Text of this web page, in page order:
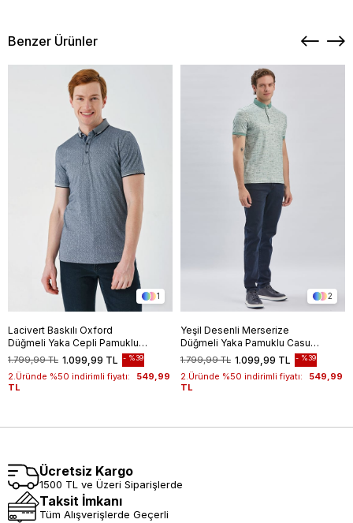
Benzer Ürünler
1
Lacivert Baskılı Oxford
Düğmeli Yaka Cepli Pamuklu
Casual Slim Fit Dar Kesim
Tişört 1011240177
1.099,99 TL
1.799,99 TL %39
2.Üründe %50 indirimli fiyatı:
549,99
TL
2
Yeşil Desenli Merserize
Düğmeli Yaka Pamuklu Casual
Slim Fit Dar Kesim Tişört
1011240160
1.099,99 TL
1.799,99 TL %39
2.Üründe %50 indirimli fiyatı:
549,99
TL
Ücretsiz Kargo
1500 TL ve Üzeri Siparişlerde
Taksit İmkanı
Tüm Alışverişlerde Geçerli